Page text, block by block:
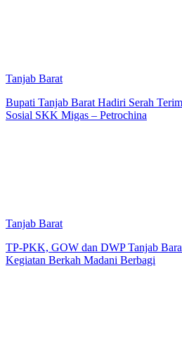
Tanjab Barat
Bupati Tanjab Barat Hadiri Serah
Sosial SKK Migas – Petrochina
Tanjab Barat
TP-PKK, GOW dan DWP Tanjab
Kegiatan Berkah Madani Berbagi